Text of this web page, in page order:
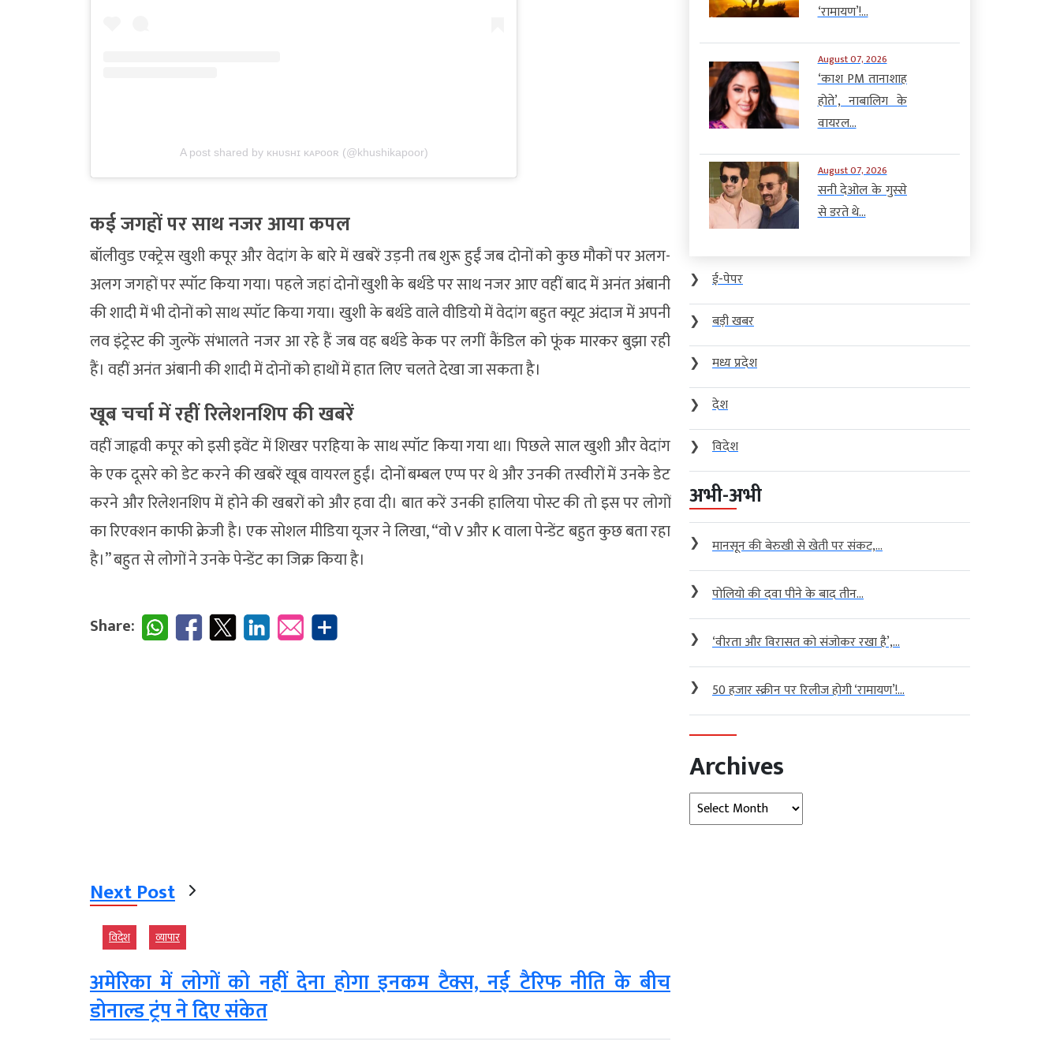
A post shared by ᴋʜᴜsʜɪ ᴋᴀᴘᴏᴏʀ (@khushikapoor)
कई जगहों पर साथ नजर आया कपल
बॉलीवुड एक्ट्रेस खुशी कपूर और वेदांग के बारे में खबरें उड़नी तब शुरू हुईं जब दोनों को कुछ मौकों पर अलग-
अलग जगहों पर स्पॉट किया गया। पहले जहां दोनों खुशी के बर्थडे पर साथ नजर आए वहीं बाद में अनंत अंबानी
की शादी में भी दोनों को साथ स्पॉट किया गया। खुशी के बर्थडे वाले वीडियो में वेदांग बहुत क्यूट अंदाज में अपनी
लव इंट्रेस्ट की जुल्फें संभालते नजर आ रहे हैं जब वह बर्थडे केक पर लगीं कैंडिल को फूंक मारकर बुझा रही
हैं। वहीं अनंत अंबानी की शादी में दोनों को हाथों में हात लिए चलते देखा जा सकता है।
खूब चर्चा में रहीं रिलेशनशिप की खबरें
वहीं जाह्नवी कपूर को इसी इवेंट में शिखर परहिया के साथ स्पॉट किया गया था। पिछले साल खुशी और वेदांग
के एक दूसरे को डेट करने की खबरें खूब वायरल हुईं। दोनों बम्बल एप्प पर थे और उनकी तस्वीरों में उनके डेट
करने और रिलेशनशिप में होने की खबरों को और हवा दी। बात करें उनकी हालिया पोस्ट की तो इस पर लोगों
का रिएक्शन काफी क्रेजी है। एक सोशल मीडिया यूजर ने लिखा, “वो V और K वाला पेन्डेंट बहुत कुछ बता रहा
है।” बहुत से लोगों ने उनके पेन्डेंट का जिक्र किया है।
Share:
Next Post
विदेश व्‍यापार
अमेरिका में लोगों को नहीं देना होगा इनकम टैक्स, नई टैरिफ नीति के बीच
डोनाल्ड ट्रंप ने दिए संकेत
‘रामायण’!...
August 07, 2026
‘काश PM तानाशाह
होते’, नाबालिग के
वायरल...
August 07, 2026
सनी देओल के गुस्से
से डरते थे...
❯
ई-पेपर
❯
बड़ी खबर
❯
मध्य प्रदेश
❯
देश
❯
विदेश
अभी-अभी
❯ मानसून की बेरुखी से खेती पर संकट,...
❯ पोलियो की दवा पीने के बाद तीन...
❯ ‘वीरता और विरासत को संजोकर रखा है’,...
❯ 50 हजार स्क्रीन पर रिलीज होगी ‘रामायण’!...
Archives
Archives